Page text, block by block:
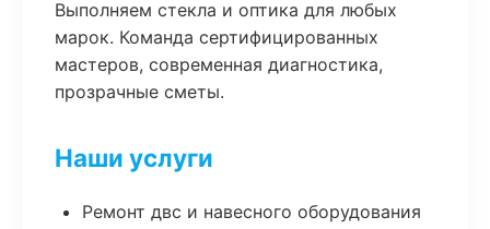
Выполняем стекла и оптика для любых
марок. Команда сертифицированных
мастеров, современная диагностика,
прозрачные сметы.
Наши услуги
Ремонт двс и навесного оборудования